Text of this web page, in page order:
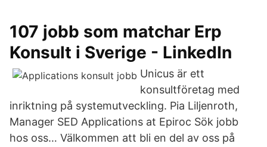
107 jobb som matchar Erp
Konsult i Sverige - LinkedIn
Unicus är ett
konsultföretag med
inriktning på systemutveckling. Pia Liljenroth,
Manager SED Applications at Epiroc Sök jobb
hos oss… Välkommen att bli en del av oss på